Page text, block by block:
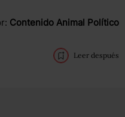
Contenido Animal Político
Leer después